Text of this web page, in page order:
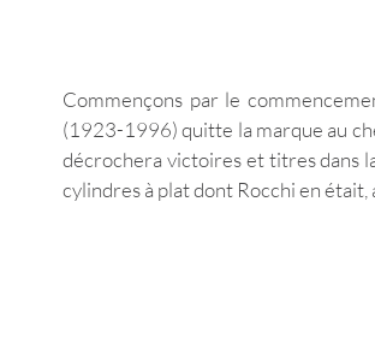
Commençons par le
(1923-1996) quitte la marque au
décrochera victoires et titres dans
cylindres à plat dont Rocchi en